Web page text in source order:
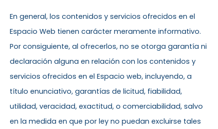
En general, los contenidos y servicios ofrecidos en el
Espacio Web tienen carácter meramente informativo.
Por consiguiente, al ofrecerlos, no se otorga garantía ni
declaración alguna en relación con los contenidos y
servicios ofrecidos en el Espacio web, incluyendo, a
título enunciativo, garantías de licitud, fiabilidad,
utilidad, veracidad, exactitud, o comerciabilidad, salvo
en la medida en que por ley no puedan excluirse tales